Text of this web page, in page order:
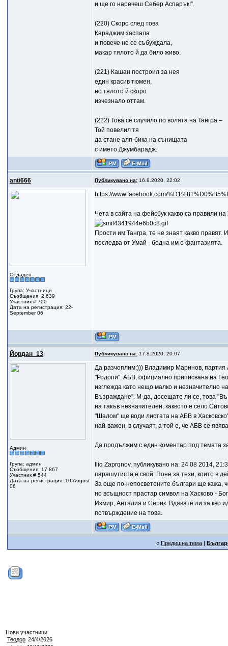
и ще го наречеш Себер Аспарък!”.
(220) Скоро след това
Караджим заспала
и повече не се събуждала,
макар тялото й да било живо.
(221) Кашан построил за нея
един красив тюмен,
но тялото й скоро
изчезнало оттам.
(222) Това се случило по волята на Тангра –
Той повелил тя
да стане алп-бика на сънищата
с името Джумбарадж.
anti666 Публикувано на:16.8.2020, 22:02
Отдаден
Група: Участници
Съобщения: 2 639
Участник # 700
Дата на регистрация: 22-
September 06
https://www.facebook.com/
Чета в сайта на фейсбук какво са правили
Прости им Тангра, те не знаят какво
последва от Умай - бедна им е фантазията.
Йордан_13 Публикувано на:17.8.2020, 20:07
Админ
Група: админ
Съобщения: 17 867
Участник # 544
Дата на регистрация: 10-August
06
Да разчоплим;))) Владимир Маринов,
"Родопи". АБВ, официално приписвана на
изглежда като нещо малко и незначително
Възраждане". М-да, досещате ли се, това
на такъв незначителен, каквото е село
"Шалом" ще води листата на АБВ в
най-важен, в случаят, а той е, че АБВ се
Да продължим с един коментар под темата
Iliq Zaprqnov, публикувано на: 24 08 2014,
парашутиста е свой. Поне за тези, които в
За още по-непосветените българи ще кажа,
но всъщност прастар символ на Хасково -
Измир, Анталия и Серик. Вдявате ли за кво
потвърждение на това.
«Предишна тема |
Нови участници
Теодор 24/4/2026